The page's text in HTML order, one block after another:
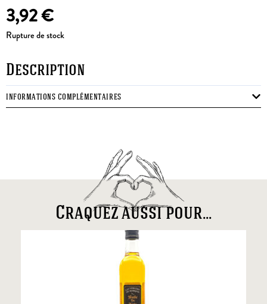
3,92€
Rupture de stock
Description
INFORMATIONS COMPLÉMENTAIRES
Craquez aussi pour...